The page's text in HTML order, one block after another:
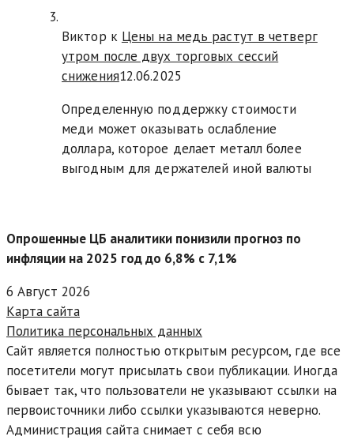
Виктор к Цены на медь растут в четверг
утром после двух торговых сессий
снижения12.06.2025
Определенную поддержку стоимости
меди может оказывать ослабление
доллара, которое делает металл более
выгодным для держателей иной валюты
Опрошенные ЦБ аналитики понизили прогноз по
инфляции на 2025 год до 6,8% с 7,1%
6 Август 2026
Карта сайта
Политика персональных данных
Сайт является полностью открытым ресурсом, где все
посетители могут присылать свои публикации. Иногда
бывает так, что пользователи не указывают ссылки на
первоисточники либо ссылки указываются неверно.
Администрация сайта снимает с себя всю